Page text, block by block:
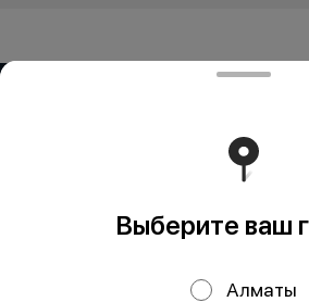
УЛИЦА ЗАРАПА ТЕМИРБЕКОВА, дом
950324351429 Банк: АО "Kaspi Bank"
CASPKZKA Номер счёта:
Политика
Выберите ваш
Алматы